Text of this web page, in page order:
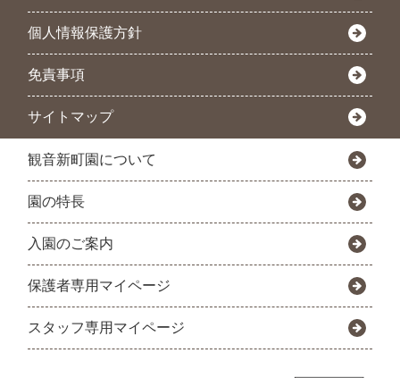
個人情報保護方針
免責事項
サイトマップ
観音新町園について
園の特長
入園のご案内
保護者専用マイページ
スタッフ専用マイページ